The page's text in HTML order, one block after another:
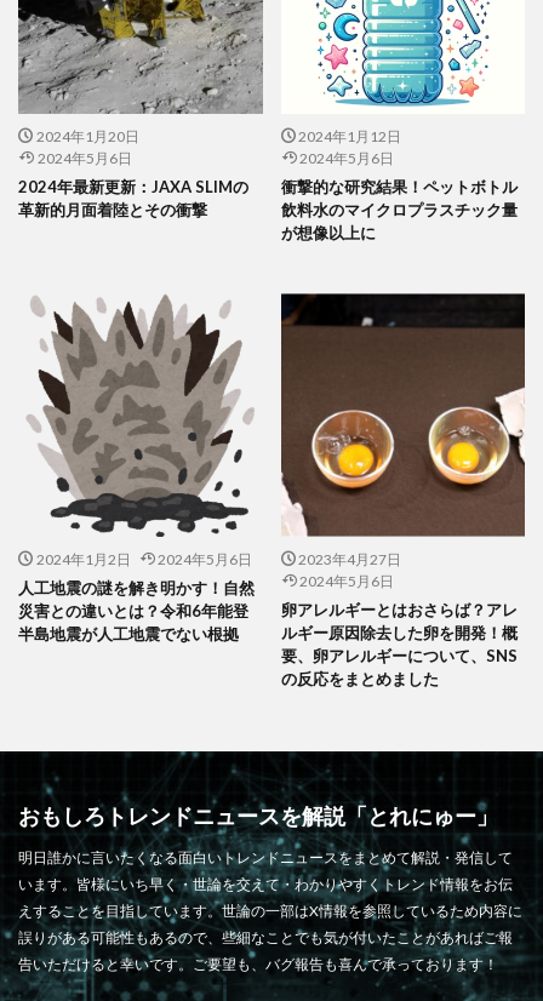
2024年1月20日
2024年5月6日
2024年最新更新：JAXA SLIMの
革新的月面着陸とその衝撃
2024年1月12日
2024年5月6日
衝撃的な研究結果！ペットボトル
飲料水のマイクロプラスチック量
が想像以上に
2024年1月2日 2024年5月6日
人工地震の謎を解き明かす！自然
災害との違いとは？令和6年能登
半島地震が人工地震でない根拠
2023年4月27日
2024年5月6日
卵アレルギーとはおさらば？アレ
ルギー原因除去した卵を開発！概
要、卵アレルギーについて、SNS
の反応をまとめました
おもしろトレンドニュースを解説「とれにゅー」
明日誰かに言いたくなる面白いトレンドニュースをまとめて解説・発信して
います。皆様にいち早く・世論を交えて・わかりやすくトレンド情報をお伝
えすることを目指しています。世論の一部はX情報を参照しているため内容に
誤りがある可能性もあるので、些細なことでも気が付いたことがあればご報
告いただけると幸いです。ご要望も、バグ報告も喜んで承っております！